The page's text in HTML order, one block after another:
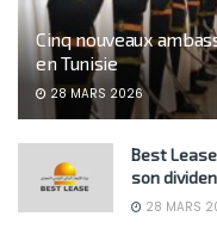
Cinq nouveaux
en Tunisie
28 MARS 2026
Best
son
28 MARS